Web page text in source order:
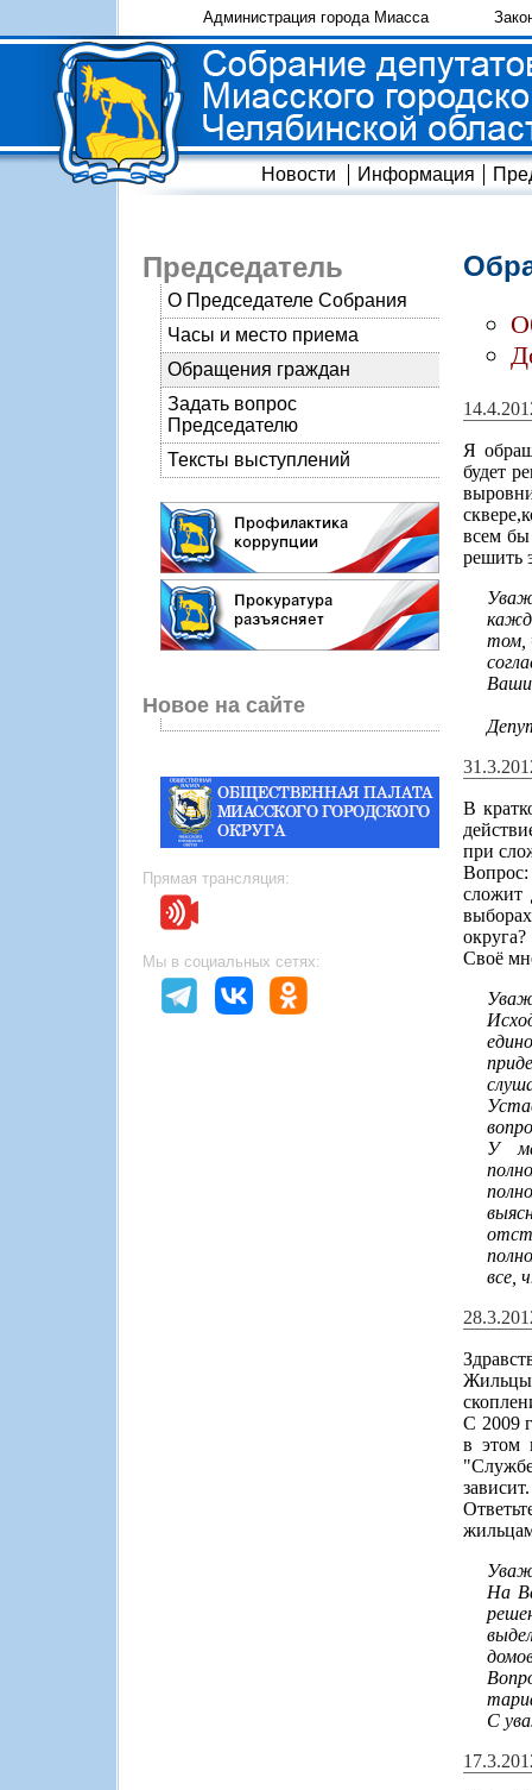
Администрация города Миасса
Новости Информация
Председатель
О Председателе Собрания
Часы и место приема
Обращения граждан
Задать вопрос
Председателю
Тексты выступлений
Новое на сайте
Прямая трансляция:
Мы в социальных сетях:
Я
будет
всем
решить
том,
Ваши
В
при
сложит
округа?
Своё
У
все,
Жильцы
С 2009
в этом
зависит.
На
С